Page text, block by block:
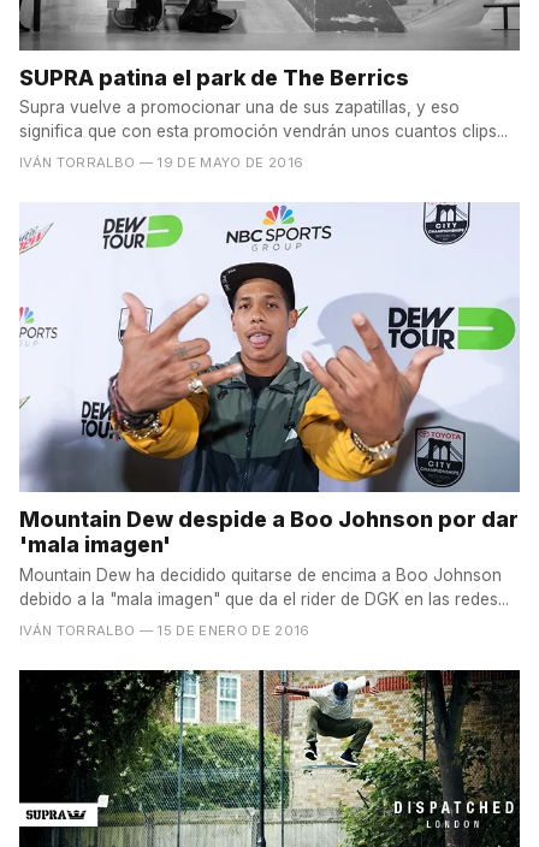
SUPRA patina el park de The Berrics
Supra vuelve a promocionar una de sus zapatillas, y eso
significa que con esta promoción vendrán unos cuantos clips...
IVÁN TORRALBO — 19 DE MAYO DE 2016
Mountain Dew despide a Boo Johnson por dar
'mala imagen'
Mountain Dew ha decidido quitarse de encima a Boo Johnson
debido a la "mala imagen" que da el rider de DGK en las redes...
IVÁN TORRALBO — 15 DE ENERO DE 2016